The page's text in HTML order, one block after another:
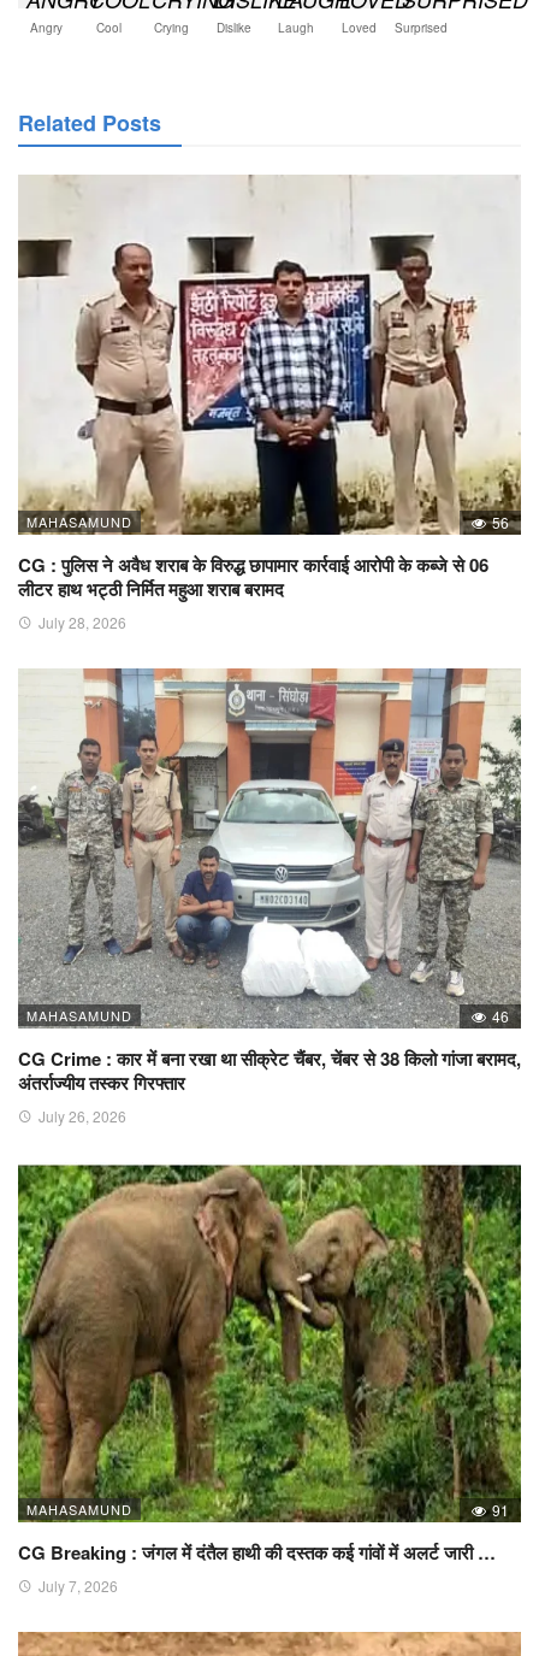
Angry Cool Crying Dislike Laugh Loved Surprised
Related Posts
MAHASAMUND 56
CG : पुलिस ने अवैध शराब के विरुद्ध छापामार कार्रवाई आरोपी के कब्जे से 06
लीटर हाथ भट्ठी निर्मित महुआ शराब बरामद
July 28, 2026
MAHASAMUND 46
CG Crime : कार में बना रखा था सीक्रेट चैंबर, चेंबर से 38 किलो गांजा बरामद,
अंतर्राज्यीय तस्कर गिरफ्तार
July 26, 2026
MAHASAMUND 91
CG Breaking : जंगल में दंतैल हाथी की दस्तक कई गांवों में अलर्ट जारी …
July 7, 2026